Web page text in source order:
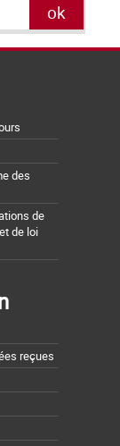
des
de
de loi
reçues